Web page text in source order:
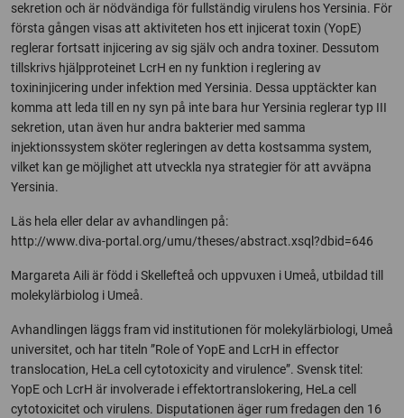
sekretion och är nödvändiga för fullständig virulens hos Yersinia. För
första gången visas att aktiviteten hos ett injicerat toxin (YopE)
reglerar fortsatt injicering av sig själv och andra toxiner. Dessutom
tillskrivs hjälpproteinet LcrH en ny funktion i reglering av
toxininjicering under infektion med Yersinia. Dessa upptäckter kan
komma att leda till en ny syn på inte bara hur Yersinia reglerar typ III
sekretion, utan även hur andra bakterier med samma
injektionssystem sköter regleringen av detta kostsamma system,
vilket kan ge möjlighet att utveckla nya strategier för att avväpna
Yersinia.
Läs hela eller delar av avhandlingen på:
http://www.diva-portal.org/umu/theses/abstract.xsql?dbid=646
Margareta Aili är född i Skellefteå och uppvuxen i Umeå, utbildad till
molekylärbiolog i Umeå.
Avhandlingen läggs fram vid institutionen för molekylärbiologi, Umeå
universitet, och har titeln ”Role of YopE and LcrH in effector
translocation, HeLa cell cytotoxicity and virulence”. Svensk titel:
YopE och LcrH är involverade i effektortranslokering, HeLa cell
cytotoxicitet och virulens. Disputationen äger rum fredagen den 16